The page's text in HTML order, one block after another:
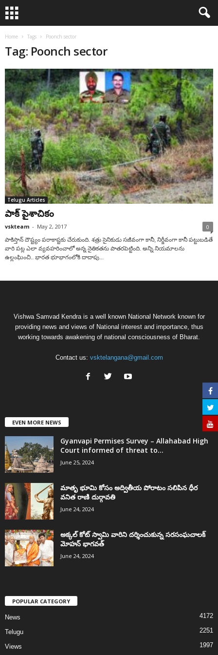
Home Tags Poonch sector
Tag: Poonch sector
Telugu Articles
పాక్ పైశాచికం
vskteam - May 2, 2017 0
పాకిస్తాన్ దౌష్ట్యం పరాకాష్టకు చేరుకుంది. శత్రు సైనికుడు సజీవంగా కానీ, నిర్జీవంగా కానీ పట్టుబడితే
వారి పట్ల ఎలా వ్యవహరించాలో అన్న నైతికతను పాతరపెట్టింది. అన్ని నియమాలను
ఉల్లంఘించి.. భారత భూభాగంలోకి దాదాపు...
Vishwa Samvad Kendra is a well known National Network known for
providing news and views of National interest and importance, thus
working towards awakening of national consciousness of Bharat.
Contact us: vsktelangana@gmail.com
EVEN MORE NEWS
Gyanvapi Permises Survey – Allahabad High
Court informed of threat to...
June 25, 2024
మాతృ భూమి కోసం అద్వితీయ పోరాటం సలిపిన ధీర
వనిత రాణి దుర్గావతి
June 24, 2024
అక్కల్‌ కోట్‌ స్వామి వారిని దర్శించుకున్న సరసంఘచాలక్
మోహన్ భాగవత్
June 24, 2024
POPULAR CATEGORY
News 4172
Telugu 2251
Views 1997